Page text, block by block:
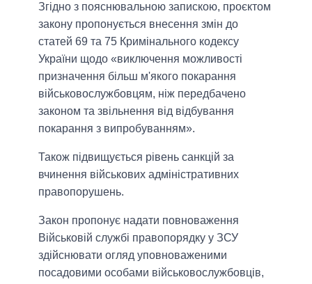
Згідно з пояснювальною запискою, проєктом
закону пропонується внесення змін до
статей 69 та 75 Кримінального кодексу
України щодо «виключення можливості
призначення більш м'якого покарання
військовослужбовцям, ніж передбачено
законом та звільнення від відбування
покарання з випробуванням».
Також підвищується рівень санкцій за
вчинення військових адміністративних
правопорушень.
Закон пропонує надати повноваження
Військовій службі правопорядку у ЗСУ
здійснювати огляд уповноваженими
посадовими особами військовослужбовців,